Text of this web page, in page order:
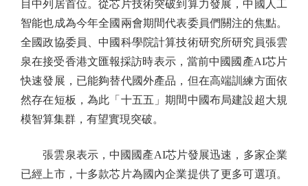
目中列居首位。從芯片技術突破到算力發展，中國人工
智能也成為今年全國兩會期間代表委員們關注的焦點。
全國政協委員、中國科學院計算技術研究所研究員張雲
泉在接受香港文匯報採訪時表示，當前中國國產AI芯片
快速發展，已能夠替代國外產品，但在高端訓練方面依
然存在短板，為此「十五五」期間中國布局建設超大規
模智算集群，有望實現突破。
張雲泉表示，中國國產AI芯片發展迅速，多家企業
已經上市，十多款芯片為國內企業提供了更多可選項。